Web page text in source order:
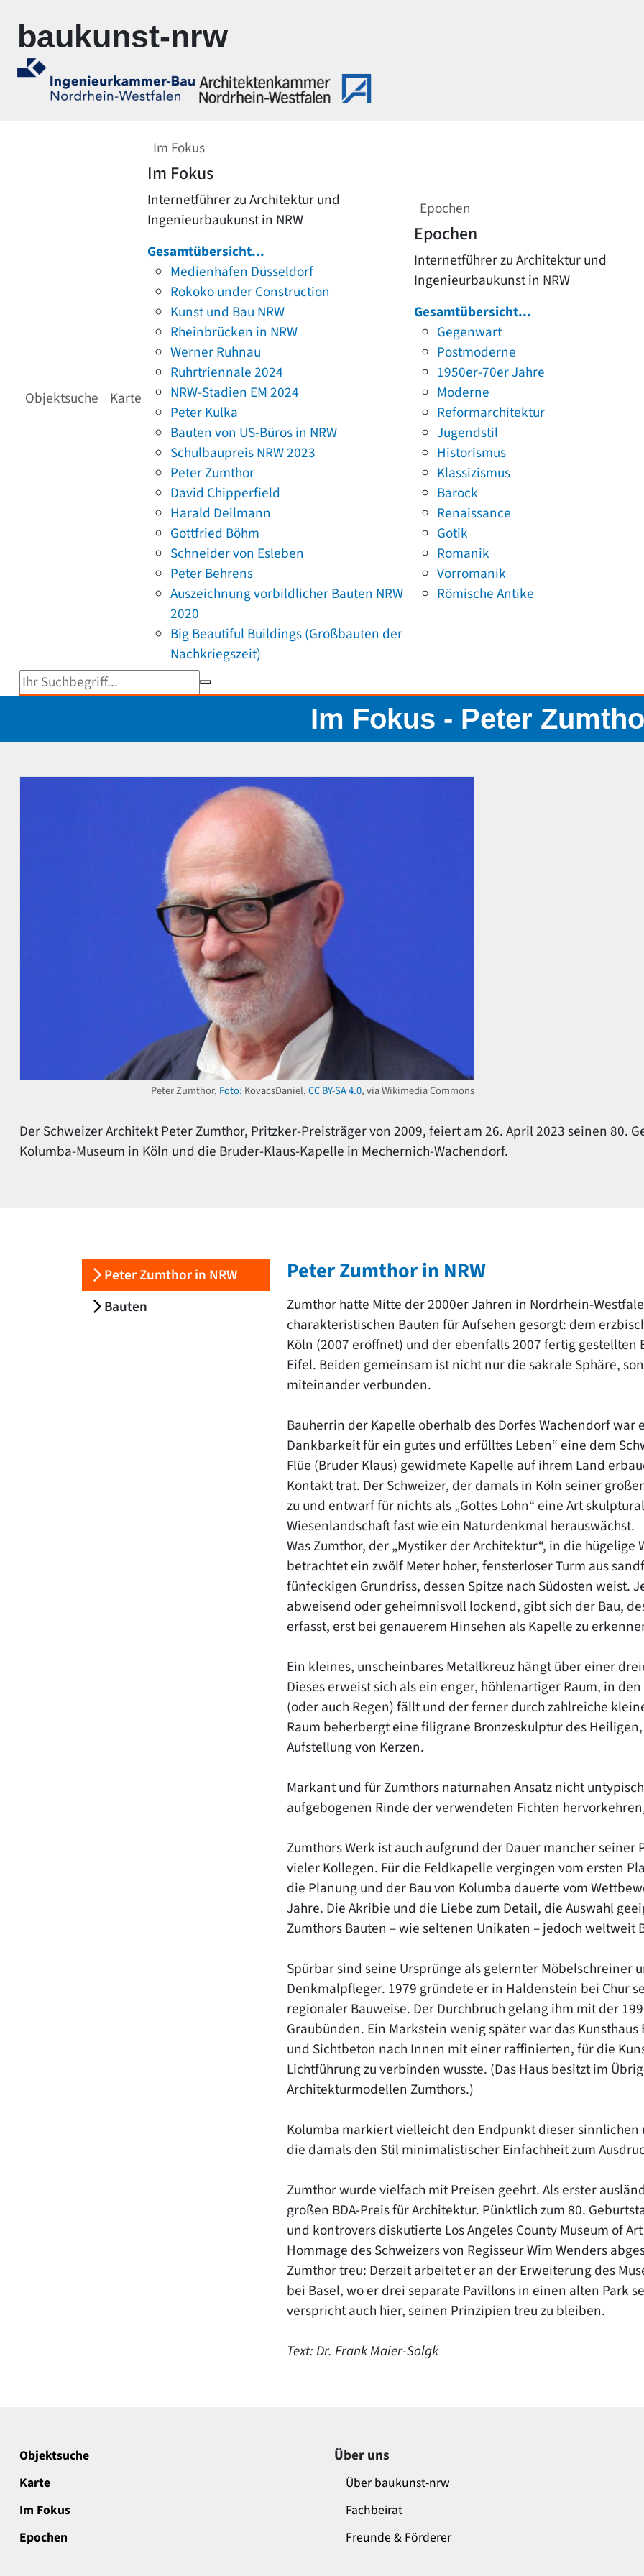
baukunst-nrw
Objektsuche Karte
Im Fokus
Im Fokus
Internetführer zu Architektur und
Ingenieurbaukunst in NRW
Gesamtübersicht...
Medienhafen Düsseldorf
Rokoko under Construction
Kunst und Bau NRW
Rheinbrücken in NRW
Werner Ruhnau
Ruhrtriennale 2024
NRW-Stadien EM 2024
Peter Kulka
Bauten von US-Büros in NRW
Schulbaupreis NRW 2023
Peter Zumthor
David Chipperfield
Harald Deilmann
Gottfried Böhm
Schneider von Esleben
Peter Behrens
Auszeichnung vorbildlicher Bauten NRW
2020
Big Beautiful Buildings (Großbauten der
Nachkriegszeit)
Epochen
Epochen
Internetführer zu Architektur und
Ingenieurbaukunst in NRW
Gesamtübersicht...
Gegenwart
Postmoderne
1950er-70er Jahre
Moderne
Reformarchitektur
Jugendstil
Historismus
Klassizismus
Barock
Renaissance
Gotik
Romanik
Vorromanik
Römische Antike
Suchbegriff eingeben
Im Fokus - Peter
Peter Zumthor, Foto: KovacsDaniel,CC BY-SA 4.0, via Wikimedia Commons
Der Schweizer Architekt Peter Zumthor, Pritzker-Preisträger von 2009, feiert am 26. April 2023 seinen 80.
Kolumba-Museum in Köln und die Bruder-Klaus-Kapelle in Mechernich-Wachendorf.
Peter Zumthor in NRW
Bauten
Peter Zumthor in NRW
Zumthor hatte Mitte der 2000er Jahren in Nordrhein-
charakteristischen Bauten für Aufsehen gesorgt: dem
Köln (2007 eröffnet) und der ebenfalls 2007 fertig
Eifel. Beiden gemeinsam ist nicht nur die sakrale Sphäre,
miteinander verbunden.
Bauherrin der Kapelle oberhalb des Dorfes Wachendorf war
Dankbarkeit für ein gutes und erfülltes Leben“ eine dem
Flüe (Bruder Klaus) gewidmete Kapelle auf ihrem Land
Kontakt trat. Der Schweizer, der damals in Köln seiner
zu und entwarf für nichts als „Gottes Lohn“ eine Art
Wiesenlandschaft fast wie ein Naturdenkmal herauswächst.
Was Zumthor, der „Mystiker der Architektur“, in die
betrachtet ein zwölf Meter hoher, fensterloser Turm aus
fünfeckigen Grundriss, dessen Spitze nach Südosten weist.
abweisend oder geheimnisvoll lockend, gibt sich der Bau,
erfasst, erst bei genauerem Hinsehen als Kapelle zu
Ein kleines, unscheinbares Metallkreuz hängt über einer
Dieses erweist sich als ein enger, höhlenartiger Raum, in
(oder auch Regen) fällt und der ferner durch zahlreiche
Raum beherbergt eine filigrane Bronzeskulptur des
Aufstellung von Kerzen.
Markant und für Zumthors naturnahen Ansatz nicht
aufgebogenen Rinde der verwendeten Fichten
Zumthors Werk ist auch aufgrund der Dauer mancher
vieler Kollegen. Für die Feldkapelle vergingen vom ersten
die Planung und der Bau von Kolumba dauerte vom
Jahre. Die Akribie und die Liebe zum Detail, die Auswahl
Zumthors Bauten – wie seltenen Unikaten – jedoch
Spürbar sind seine Ursprünge als gelernter Möbelschreiner
Denkmalpfleger. 1979 gründete er in Haldenstein bei Chur
regionaler Bauweise. Der Durchbruch gelang ihm mit der
Graubünden. Ein Markstein wenig später war das
und Sichtbeton nach Innen mit einer raffinierten, für die
Lichtführung zu verbinden wusste. (Das Haus besitzt im
Architekturmodellen Zumthors.)
Kolumba markiert vielleicht den Endpunkt dieser
die damals den Stil minimalistischer Einfachheit zum
Zumthor wurde vielfach mit Preisen geehrt. Als erster
großen BDA-Preis für Architektur. Pünktlich zum 80.
und kontrovers diskutierte Los Angeles County Museum of
Hommage des Schweizers von Regisseur Wim Wenders
Zumthor treu: Derzeit arbeitet er an der Erweiterung des
bei Basel, wo er drei separate Pavillons in einen alten Park
verspricht auch hier, seinen Prinzipien treu zu bleiben.
Text: Dr. Frank Maier-Solgk
Objektsuche
Karte
Im Fokus
Epochen
Über uns
Über baukunst-nrw
Fachbeirat
Freunde & Förderer